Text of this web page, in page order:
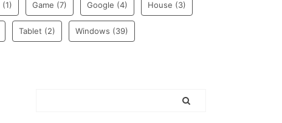
(1) Game (7) Google (4) House (3)
Tablet (2) Windows (39)